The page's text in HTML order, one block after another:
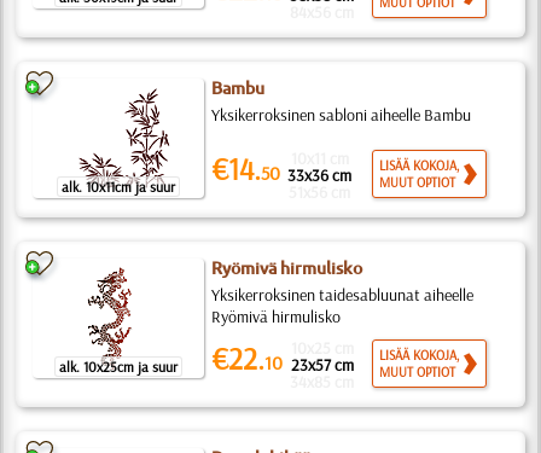
alk. 10x11cm ja suur
Bambu
Yksikerroksinen sabloni aiheelle Bambu
€14.50 33x36 cm
LISÄÄ KOKOJA,
MUUT OPTIOT
alk. 10x25cm ja suur
Ryömivä hirmulisko
Yksikerroksinen taidesabluunat aiheelle
Ryömivä hirmulisko
€22.10 23x57 cm
LISÄÄ KOKOJA,
MUUT OPTIOT